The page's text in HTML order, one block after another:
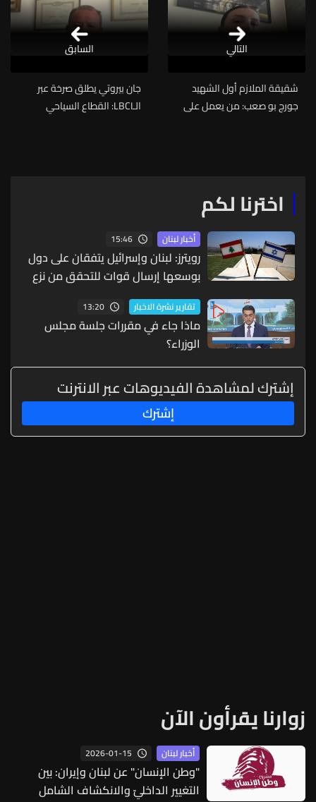
التالي
شقيقة الملازم أول الشهيد
جورج بو صعب: من يعمل على
جان بيروتي يطلق صرخة عبر
الـLBCI: القطاع السياحي
السابق
اخترنا لكم
أخبار لبنان 15:46
رويترز: لبنان وإسرائيل يتفقان على دول
بوسعها إرسال قوات للتحقق من نزع
سلاح حزب الله
تقارير نشرة الاخبار 13:20
ماذا جاء في مقررات جلسة مجلس
الوزراء؟
إشترك لمشاهدة الفيديوهات عبر الانترنت
إشترك
زوارنا يقرأون الآن
أخبار لبنان 2026-01-15
"وطن الإنسان" عن لبنان وإيران: بين
التغيير الداخليّ والانكشاف الشامل